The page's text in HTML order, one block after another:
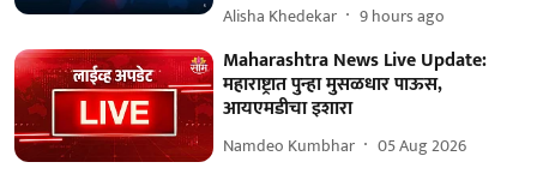
Alisha Khedekar 9 hours ago
Maharashtra News Live Update:
महाराष्ट्रात पुन्हा मुसळधार पाऊस,
आयएमडीचा इशारा
Namdeo Kumbhar 05 Aug 2026